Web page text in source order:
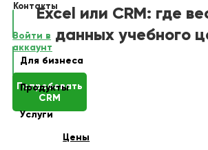
Контакты
Войти в
аккаунт
Попробовать
CRM
Для бизнеса
Продукты
Услуги
Цены
Excel или CRM: где
данных учебного